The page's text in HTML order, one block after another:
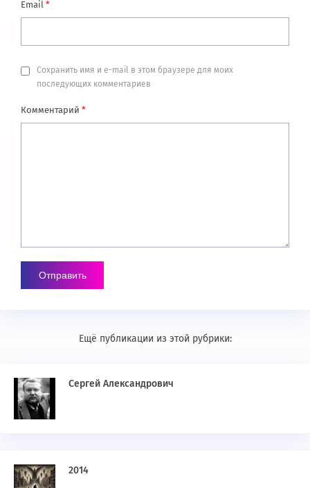
Email *
Сохранить имя и e-mail в этом браузере для моих
последующих комментариев
Комментарий *
Ещё публикации из этой рубрики:
Сергей Александрович
2014